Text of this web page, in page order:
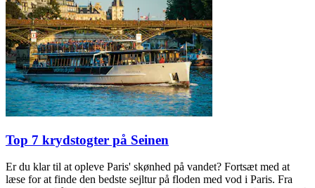
Top 7 krydstogter på Seinen
Er du klar til at opleve Paris' skønhed på vandet? Fortsæt med at
læse for at finde den bedste sejltur på floden med vod i Paris. Fra